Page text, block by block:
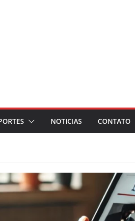
NOTICIAS CONTATO